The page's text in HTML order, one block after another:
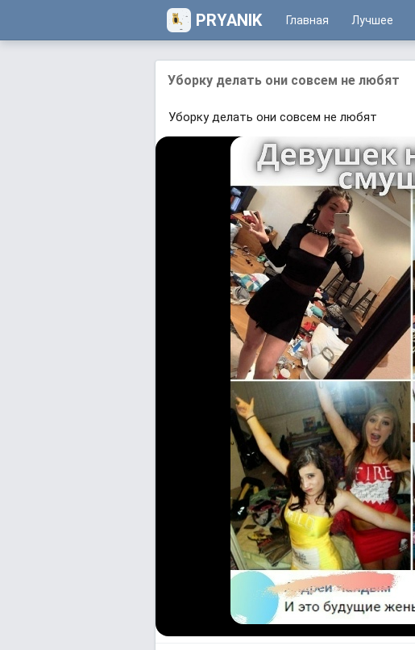
PRYANIK Главная Лучшее
Уборку делать они совсем не любят
Уборку делать они совсем не любят